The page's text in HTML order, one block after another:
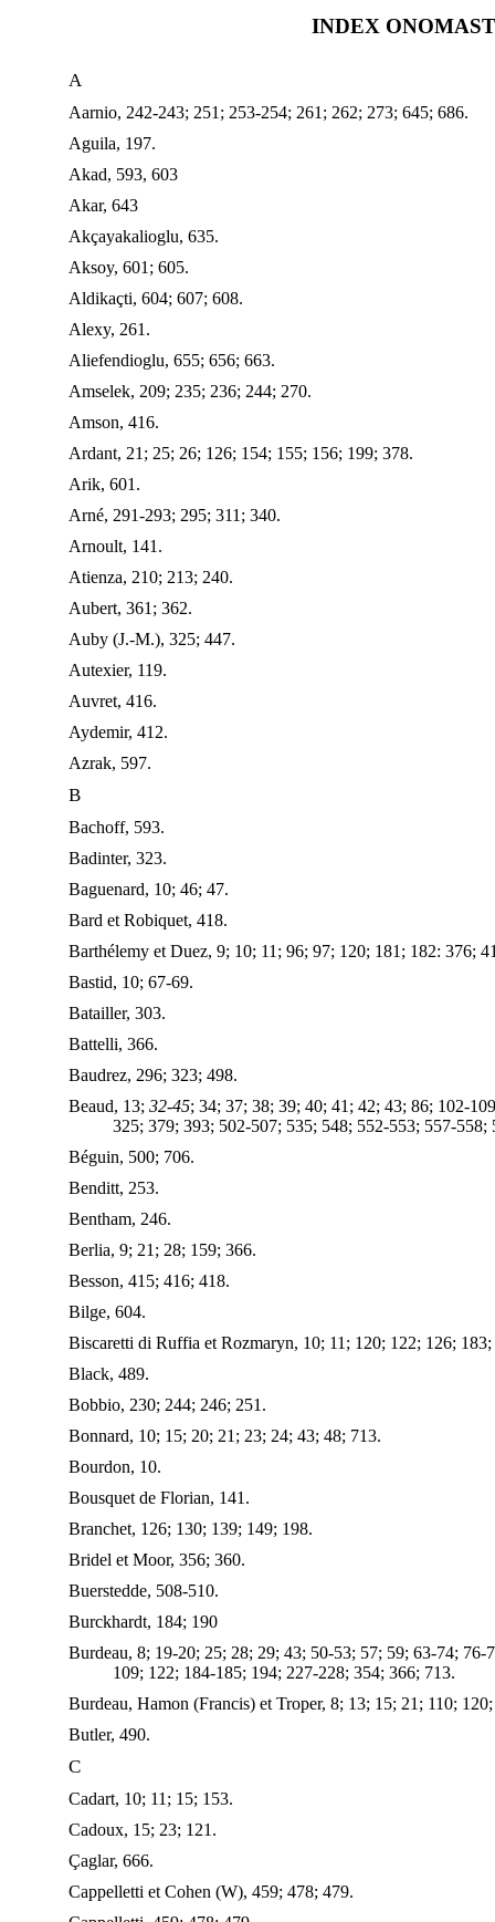
INDEX
A
Aarnio, 242-243; 251; 253-254; 261; 262; 273; 645; 686.
Aguila, 197.
Akad, 593, 603
Akar, 643
Akçayakalioglu, 635.
Aksoy, 601; 605.
Aldikaçti, 604; 607; 608.
Alexy, 261.
Aliefendioglu, 655; 656; 663.
Amselek, 209; 235; 236; 244; 270.
Amson, 416.
Ardant, 21; 25; 26; 126; 154; 155; 156; 199; 378.
Arik, 601.
Arné, 291-293; 295; 311; 340.
Arnoult, 141.
Atienza, 210; 213; 240.
Aubert, 361; 362.
Auby (J.-M.), 325; 447.
Autexier, 119.
Auvret, 416.
Aydemir, 412.
Azrak, 597.
B
Bachoff, 593.
Badinter, 323.
Baguenard, 10; 46; 47.
Bard et Robiquet, 418.
Barthélemy et Duez, 9; 10; 11; 96; 97; 120; 181; 182: 376;
Bastid, 10; 67-69.
Batailler, 303.
Battelli, 366.
Baudrez, 296; 323; 498.
Beaud, 13; 32-45; 34; 37; 38; 39; 40; 41; 42; 43; 86; 102-
325; 379; 393; 502-507; 535; 548; 552-553; 557-558;
Béguin, 500; 706.
Benditt, 253.
Bentham, 246.
Berlia, 9; 21; 28; 159; 366.
Besson, 415; 416; 418.
Bilge, 604.
Biscaretti di Ruffia et Rozmaryn, 10; 11; 120; 122; 126;
Black, 489.
Bobbio, 230; 244; 246; 251.
Bonnard, 10; 15; 20; 21; 23; 24; 43; 48; 713.
Bourdon, 10.
Bousquet de Florian, 141.
Branchet, 126; 130; 139; 149; 198.
Bridel et Moor, 356; 360.
Buerstedde, 508-510.
Burckhardt, 184; 190
Burdeau, 8; 19-20; 25; 28; 29; 43; 50-53; 57; 59; 63-74;
109; 122; 184-185; 194; 227-228; 354; 366; 713.
Burdeau, Hamon (Francis) et Troper, 8; 13; 15; 21; 110;
Butler, 490.
C
Cadart, 10; 11; 15; 153.
Cadoux, 15; 23; 121.
Çaglar, 666.
Cappelletti et Cohen (W), 459; 478; 479.